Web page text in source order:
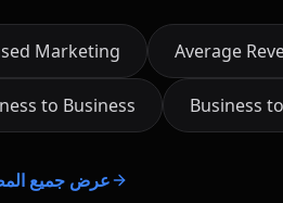
Marketing Average
to Business Business
عرض جميع